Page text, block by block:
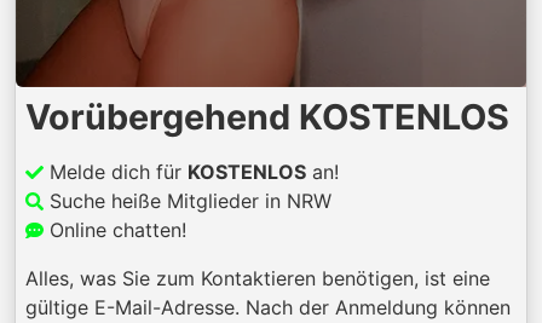
Vorübergehend KOSTENLOS
Melde dich für KOSTENLOS an!
Suche heiße Mitglieder in NRW
Online chatten!
Alles, was Sie zum Kontaktieren benötigen, ist eine
gültige E-Mail-Adresse. Nach der Anmeldung können